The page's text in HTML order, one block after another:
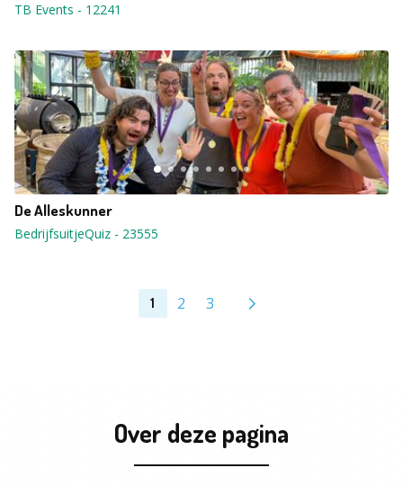
TB Events - 12241
De Alleskunner
BedrijfsuitjeQuiz - 23555
1 2 3
Over deze pagina